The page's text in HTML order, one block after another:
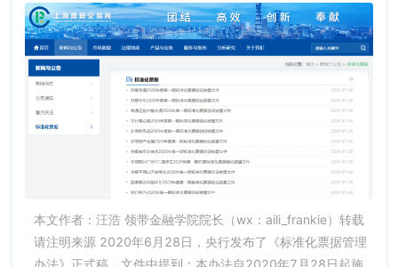
本文作者：汪浩 领带金融学院院长（wx：aili_frankie）转载
请注明来源 2020年6月28日，央行发布了《标准化票据管理
办法》正式稿，文件中提到：本办法自2020年7月28日起施